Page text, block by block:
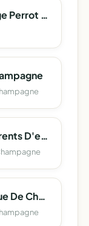
Association Sportive Du College Perrot D'ablancourt
Federation Des Conseils De Parents D'eleves De Chalons S/Marne
Association Familiale Catholique De Chalons-En-Champagne